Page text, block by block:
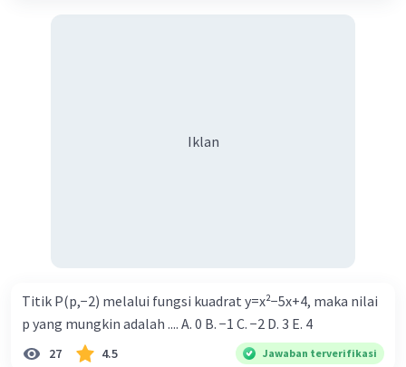
Iklan
Titik P(p,−2) melalui fungsi kuadrat y=x²−5x+4, maka nilai
p yang mungkin adalah .... A. 0 B. −1 C. −2 D. 3 E. 4
27 4.5 Jawaban terverifikasi